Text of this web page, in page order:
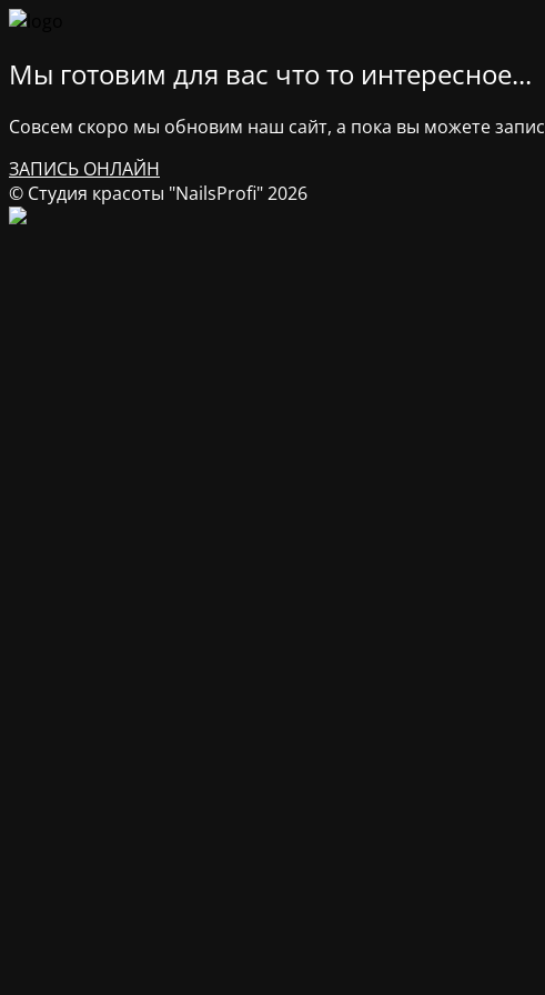
Мы готовим для вас что то интересное...
Совсем скоро мы обновим наш сайт, а пока вы можете
ЗАПИСЬ ОНЛАЙН
© Студия красоты "NailsProfi" 2026